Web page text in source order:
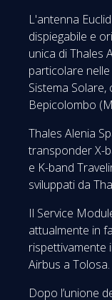
L'antenna
dispiegabile e
unica di Thales
particolare
Sistema Solare,
Bepicolombo
Thales Alenia
transponder X-
e K-band
sviluppati da
Il Service
attualmente in
rispettivamente
Airbus a Tolosa.
Dopo l’unione